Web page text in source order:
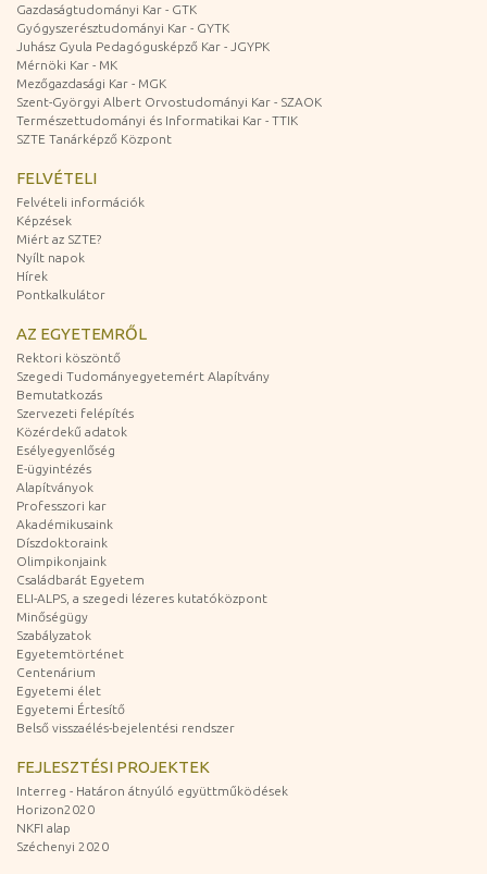
Gazdaságtudományi Kar - GTK
Gyógyszerésztudományi Kar - GYTK
Juhász Gyula Pedagógusképző Kar - JGYPK
Mérnöki Kar - MK
Mezőgazdasági Kar - MGK
Szent-Györgyi Albert Orvostudományi Kar - SZAOK
Természettudományi és Informatikai Kar - TTIK
SZTE Tanárképző Központ
FELVÉTELI
Felvételi információk
Képzések
Miért az SZTE?
Nyílt napok
Hírek
Pontkalkulátor
AZ EGYETEMRŐL
Rektori köszöntő
Szegedi Tudományegyetemért Alapítvány
Bemutatkozás
Szervezeti felépítés
Közérdekű adatok
Esélyegyenlőség
E-ügyintézés
Alapítványok
Professzori kar
Akadémikusaink
Díszdoktoraink
Olimpikonjaink
Családbarát Egyetem
ELI-ALPS, a szegedi lézeres kutatóközpont
Minőségügy
Szabályzatok
Egyetemtörténet
Centenárium
Egyetemi élet
Egyetemi Értesítő
Belső visszaélés-bejelentési rendszer
FEJLESZTÉSI PROJEKTEK
Interreg - Határon átnyúló együttműködések
Horizon2020
NKFI alap
Széchenyi 2020